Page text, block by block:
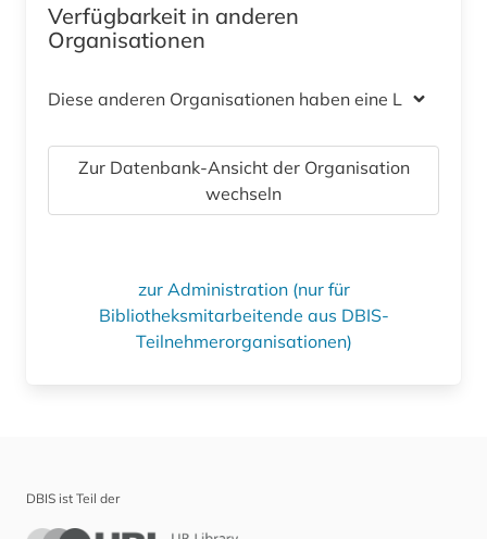
Verfügbarkeit in anderen
Organisationen
Diese anderen Organisationen haben eine Lizenz
Zur Datenbank-Ansicht der Organisation
wechseln
zur Administration (nur für
Bibliotheksmitarbeitende aus DBIS-
Teilnehmerorganisationen)
DBIS ist Teil der